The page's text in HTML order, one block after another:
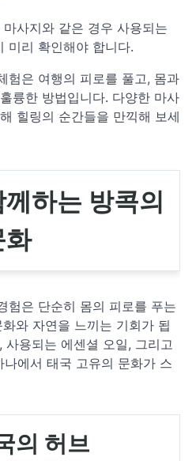
마사지와 같은 경우 사용되는
미리 확인해야 합니다.
험은 여행의 피로를 풀고, 몸과
륭한 방법입니다. 다양한 마사
힐링의 순간들을 만끽해 보세
하는 방콕의
화
험은 단순히 몸의 피로를 푸는
와 자연을 느끼는 기회가 됩
사용되는 에센셜 오일, 그리고
에서 태국 고유의 문화가 스
의 허브